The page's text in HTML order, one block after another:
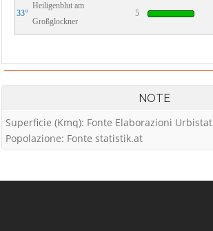
33°
Heiligenblut am
Großglockner
5
NOTE
Superficie (Kmq): Fonte Elaborazioni Urbistat
Popolazione: Fonte statistik.at